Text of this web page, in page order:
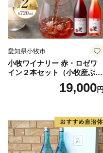
愛知県小牧市
小牧ワイナリー 赤・ロゼワ
イン２本セット（小牧産ぶど
19,000円